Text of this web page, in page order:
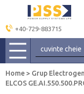
+40-729-883715
Home> Grup Electrogen
ELCOS